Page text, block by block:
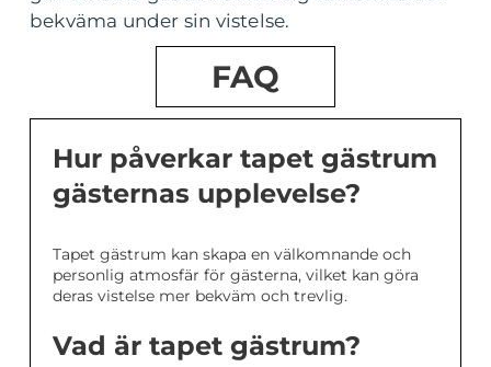
bekväma under sin vistelse.
FAQ
Hur påverkar tapet gästrum
gästernas upplevelse?
Tapet gästrum kan skapa en välkomnande och
personlig atmosfär för gästerna, vilket kan göra
deras vistelse mer bekväm och trevlig.
Vad är tapet gästrum?